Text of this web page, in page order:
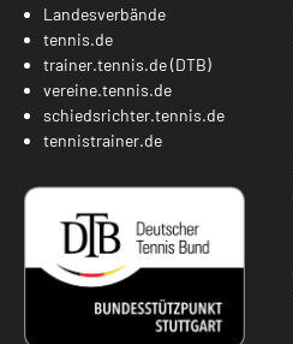
Landesverbände
tennis.de
trainer.tennis.de (DTB)
vereine.tennis.de
schiedsrichter.tennis.de
tennistrainer.de